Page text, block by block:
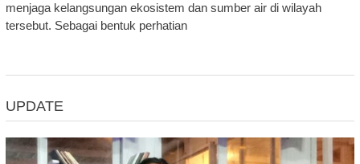
menjaga kelangsungan ekosistem dan sumber air di wilayah
tersebut. Sebagai bentuk perhatian
UPDATE